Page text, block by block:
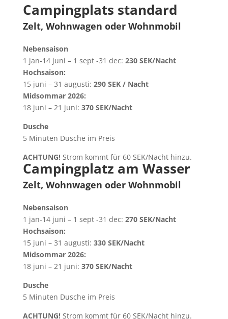
Campingplats standard
Zelt, Wohnwagen oder Wohnmobil
Nebensaison
1 jan-14 juni – 1 sept -31 dec: 230 SEK/Nacht
Hochsaison:
15 juni – 31 augusti: 290 SEK / Nacht
Midsommar 2026:
18 juni – 21 juni: 370 SEK/Nacht
Dusche
5 Minuten Dusche im Preis
ACHTUNG! Strom kommt für 60 SEK/Nacht hinzu.
Campingplatz am Wasser
Zelt, Wohnwagen oder Wohnmobil
Nebensaison
1 jan-14 juni – 1 sept -31 dec: 270 SEK/Nacht
Hochsaison:
15 juni – 31 augusti: 330 SEK/Nacht
Midsommar 2026:
18 juni – 21 juni: 370 SEK/Nacht
Dusche
5 Minuten Dusche im Preis
ACHTUNG! Strom kommt für 60 SEK/Nacht hinzu.